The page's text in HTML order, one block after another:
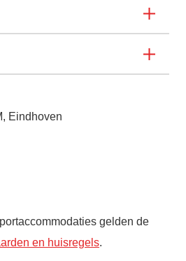
Eindhoven
gelden de
en huisregels.